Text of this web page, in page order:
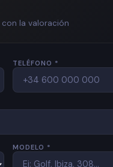
la valoración
TELÉFONO *
MODELO *